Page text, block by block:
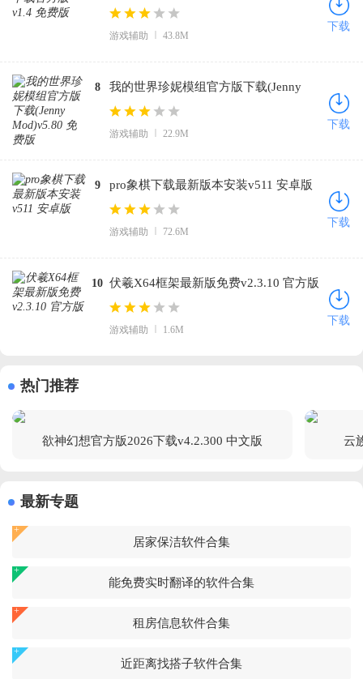
游戏辅助 43.8M
下载
8
我的世界珍妮模组官方版下载(Jenny
Mod)v5.80 免费版
游戏辅助 22.9M
下载
9 pro象棋下载最新版本安装v511 安卓版
游戏辅助 72.6M
下载
10 伏羲X64框架最新版免费v2.3.10 官方版
游戏辅助 1.6M
下载
热门推荐
欲神幻想官方版2026下载v4.2.300 中文版 云
最新专题
居家保洁软件合集
能免费实时翻译的软件合集
租房信息软件合集
近距离找搭子软件合集